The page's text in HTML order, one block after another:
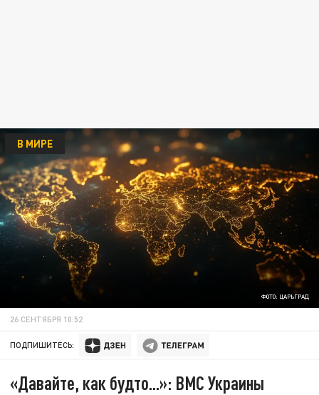
ФОТО: ЦАРЬГРАД
В МИРЕ
26 СЕНТЯБРЯ 10:52
ПОДПИШИТЕСЬ:
«Давайте, как будто...»: ВМС Украины